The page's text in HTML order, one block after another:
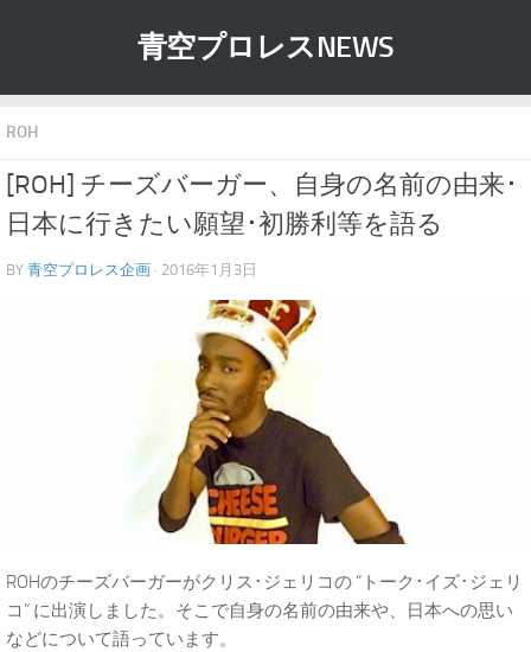
青空プロレスNEWS
ROH
[ROH] チーズバーガー、自身の名前の由来･
日本に行きたい願望･初勝利等を語る
BY 青空プロレス企画 · 2016年1月3日
ROHのチーズバーガーがクリス･ジェリコの “トーク･イズ･ジェリ
コ” に出演しました。そこで自身の名前の由来や、日本への思い
などについて語っています。